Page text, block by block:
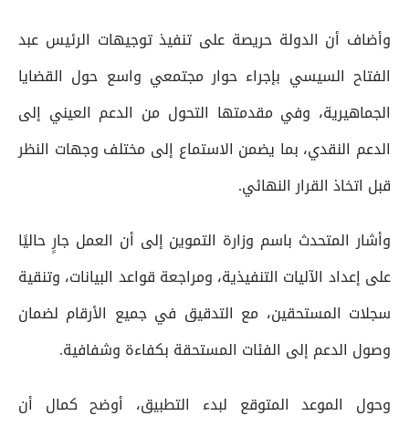
وأضاف أن الدولة حريصة على تنفيذ توجيهات الرئيس عبد
الفتاح السيسي بإجراء حوار مجتمعي واسع حول القضايا
الجماهيرية، وفي مقدمتها التحول من الدعم العيني إلى
الدعم النقدي، بما يضمن الاستماع إلى مختلف وجهات النظر
قبل اتخاذ القرار النهائي.
وأشار المتحدث باسم وزارة التموين إلى أن العمل جارٍ حاليًا
على إعداد الآليات التنفيذية، ومراجعة قواعد البيانات، وتنقية
سجلات المستحقين، مع التدقيق في جميع الأرقام لضمان
وصول الدعم إلى الفئات المستحقة بكفاءة وشفافية.
وحول الموعد المتوقع لبدء التطبيق، أوضح كمال أن